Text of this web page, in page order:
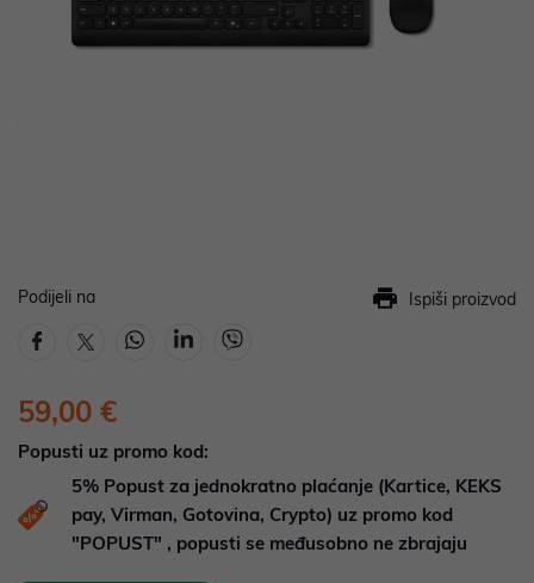
Podijeli na Ispiši proizvod
59,00 €
Popusti uz promo kod:
5% Popust za jednokratno plaćanje (Kartice, KEKS
pay, Virman, Gotovina, Crypto) uz promo kod
"POPUST" , popusti se međusobno ne zbrajaju